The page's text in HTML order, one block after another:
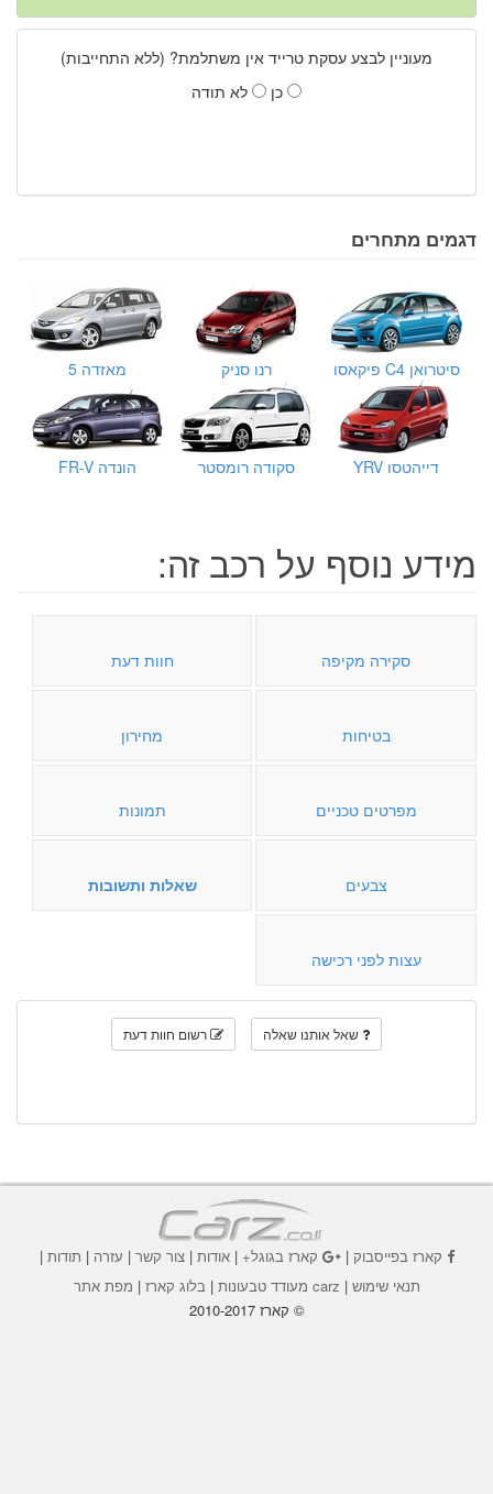
מעוניין לבצע עסקת טרייד אין משתלמת? (ללא התחייבות)
כן
לא תודה
דגמים מתחרים
סיטרואן C4 פיקאסו רנו סניק מאזדה 5
דייהטסו YRV סקודה רומסטר הונדה FR-V
מידע נוסף על רכב זה:
סקירה מקיפה חוות דעת
בטיחות מחירון
מפרטים טכניים תמונות
צבעים שאלות ותשובות
עצות לפני רכישה
שאל אותנו שאלה רשום חוות דעת
קארז בפייסבוק| קארז בגוגל+|אודות |צור קשר | עזרה | תודות |
תנאי שימוש | carz מעודד טבעונות |בלוג קארז | מפת אתר
© קארז 2010-2017